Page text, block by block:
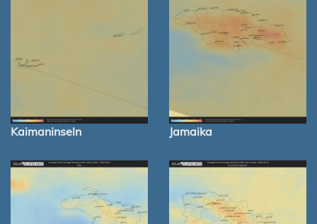
Kaimaninseln Jamaika